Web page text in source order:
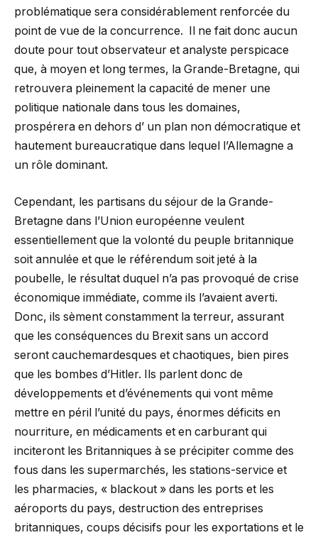
problématique sera considérablement renforcée du
point de vue de la concurrence. Il ne fait donc aucun
doute pour tout observateur et analyste perspicace
que, à moyen et long termes, la Grande-Bretagne, qui
retrouvera pleinement la capacité de mener une
politique nationale dans tous les domaines,
prospérera en dehors d’ un plan non démocratique et
hautement bureaucratique dans lequel l’Allemagne a
un rôle dominant.
Cependant, les partisans du séjour de la Grande-
Bretagne dans l’Union européenne veulent
essentiellement que la volonté du peuple britannique
soit annulée et que le référendum soit jeté à la
poubelle, le résultat duquel n’a pas provoqué de crise
économique immédiate, comme ils l’avaient averti.
Donc, ils sèment constamment la terreur, assurant
que les conséquences du Brexit sans un accord
seront cauchemardesques et chaotiques, bien pires
que les bombes d’Hitler. Ils parlent donc de
développements et d’événements qui vont même
mettre en péril l’unité du pays, énormes déficits en
nourriture, en médicaments et en carburant qui
inciteront les Britanniques à se précipiter comme des
fous dans les supermarchés, les stations-service et
les pharmacies, « blackout » dans les ports et les
aéroports du pays, destruction des entreprises
britanniques, coups décisifs pour les exportations et le